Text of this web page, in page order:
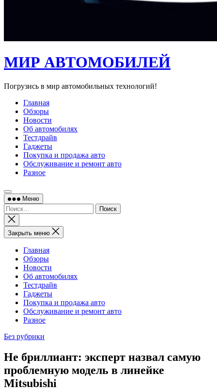
МИР АВТОМОБИЛЕЙ
Погрузись в мир автомобильных технологий!
Главная
Обзоры
Новости
Об автомобилях
Тестдрайв
Гаджеты
Покупка и продажа авто
Обслуживание и ремонт авто
Разное
Меню
Найти:
Закрыть
поиск
Закрыть меню
Главная
Обзоры
Новости
Об автомобилях
Тестдрайв
Гаджеты
Покупка и продажа авто
Обслуживание и ремонт авто
Разное
Без рубрики
Не бриллиант: эксперт назвал самую
проблемную модель в линейке
Mitsubishi